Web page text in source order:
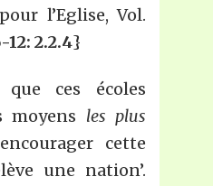
l’Eglise, Vol.
12: 2.2.4}
ces écoles
moyens les plus
cette
une nation’.